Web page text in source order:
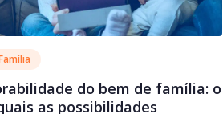
do bem de família: o
as possibilidades